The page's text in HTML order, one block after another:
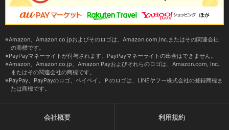
Amazon、Amazon.co.jpおよびそのロゴは、Amazon.com,Inc.またはその関連会社
の商標です。
PayPayマネーライトが付与されます。PayPayマネーライトの出金はできません。
Amazon、Amazon.co.jp、Amazon Payおよびそれらのロゴは、Amazon.com, Inc.
またはその関連会社の商標です。
PayPay、PayPayのロゴ、ペイペイ、Ｐのロゴは、LINEヤフー株式会社の登録商標ま
たは商標です。
会社概要 利用規約